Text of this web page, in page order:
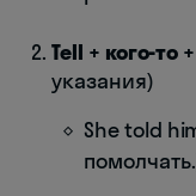
Tell + кого-то
указания)
She told